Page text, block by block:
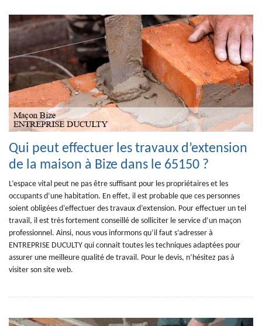
Qui peut effectuer les travaux d’extension
de la maison à Bize dans le 65150 ?
L’espace vital peut ne pas être suffisant pour les propriétaires et les
occupants d’une habitation. En effet, il est probable que ces personnes
soient obligées d’effectuer des travaux d’extension. Pour effectuer un tel
travail, il est très fortement conseillé de solliciter le service d’un maçon
professionnel. Ainsi, nous vous informons qu’il faut s’adresser à
ENTREPRISE DUCULTY qui connait toutes les techniques adaptées pour
assurer une meilleure qualité de travail. Pour le devis, n’hésitez pas à
visiter son site web.